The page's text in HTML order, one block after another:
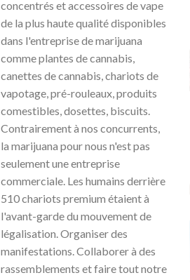
concentrés et accessoires de vape
de la plus haute qualité disponibles
dans l'entreprise de marijuana
comme plantes de cannabis,
canettes de cannabis, chariots de
vapotage, pré-rouleaux, produits
comestibles, dosettes, biscuits.
Contrairement à nos concurrents,
la marijuana pour nous n'est pas
seulement une entreprise
commerciale. Les humains derrière
510 chariots premium étaient à
l'avant-garde du mouvement de
légalisation. Organiser des
manifestations. Collaborer à des
rassemblements et faire tout notre